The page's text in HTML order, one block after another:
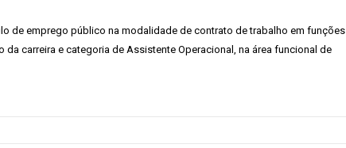
de emprego público na modalidade de contrato de trabalho em funções
carreira e categoria de Assistente Operacional, na área funcional de